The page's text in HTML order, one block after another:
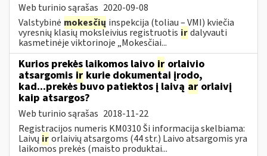
Web turinio sąrašas 2020-09-08
Valstybinė mokesčių inspekcija (toliau – VMI) kviečia
vyresnių klasių moksleivius registruotis irdalyvauti
kasmetinėje viktorinoje „Mokesčiai...
Kurios prekės laikomos laivo ir orlaivio
atsargomis ir kurie dokumentai įrodo,
kad...prekės buvo patiektos į laivą ar orlaivį
kaip atsargos?
Web turinio sąrašas 2018-11-22
Registracijos numeris KM0310 Ši informacija skelbiama:
Laivų irorlaivių atsargoms (44 str.) Laivo atsargomis yra
laikomos prekės (maisto produktai...